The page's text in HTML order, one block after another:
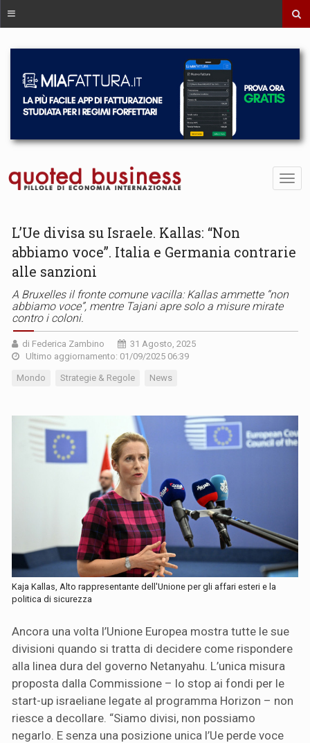
L’Ue divisa su Israele. Kallas: “Non
abbiamo voce”. Italia e Germania contrarie
alle sanzioni
A Bruxelles il fronte comune vacilla: Kallas ammette “non
abbiamo voce”, mentre Tajani apre solo a misure mirate
contro i coloni.
di Federica Zambino
31 Agosto, 2025
Ultimo aggiornamento: 01/09/2025 06:39
Mondo Strategie & Regole News
Kaja Kallas, Alto rappresentante dell'Unione per gli affari esteri e la
politica di sicurezza
Ancora una volta l’Unione Europea mostra tutte le sue
divisioni quando si tratta di decidere come rispondere
alla linea dura del governo Netanyahu. L’unica misura
proposta dalla Commissione – lo stop ai fondi per le
start-up israeliane legate al programma Horizon – non
riesce a decollare. “Siamo divisi, non possiamo
negarlo. E senza una posizione unica l’Ue perde voce